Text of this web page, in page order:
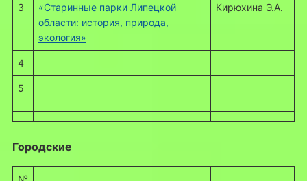
3
«Старинные парки Липецкой
области: история, природа,
экология»
Кирюхина Э.А.
4
5
Городские
№